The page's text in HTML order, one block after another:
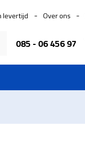
levertijd Over ons
085 - 06 456 97